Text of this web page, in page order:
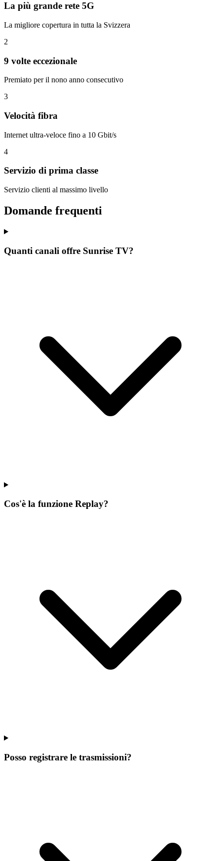
La più grande rete 5G
La migliore copertura in tutta la Svizzera
2
9 volte eccezionale
Premiato per il nono anno consecutivo
3
Velocità fibra
Internet ultra-veloce fino a 10 Gbit/s
4
Servizio di prima classe
Servizio clienti al massimo livello
Domande frequenti
Quanti canali offre Sunrise TV?
Cos'è la funzione Replay?
Posso registrare le trasmissioni?